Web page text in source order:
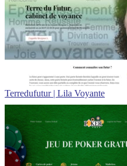
Terredufutur | Lila Voyante